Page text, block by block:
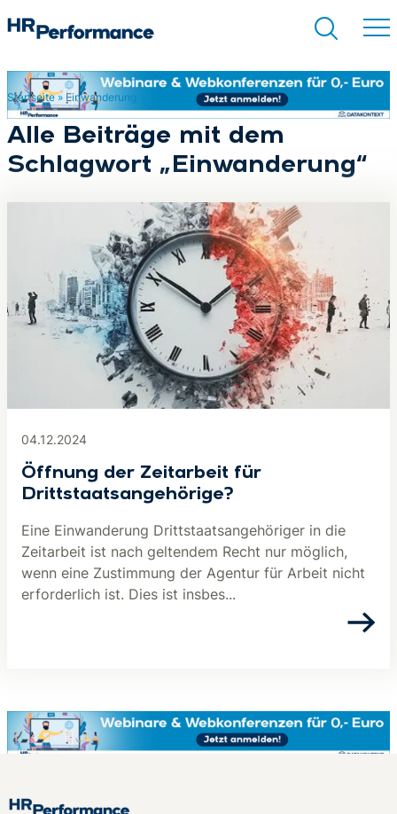
Suchen
Startseite» Einwanderung
Alle Beiträge mit dem
Schlagwort „Einwanderung“
04.12.2024
Öffnung der Zeitarbeit für
Drittstaatsangehörige?
Eine Einwanderung Drittstaatsangehöriger in die
Zeitarbeit ist nach geltendem Recht nur möglich,
wenn eine Zustimmung der Agentur für Arbeit nicht
erforderlich ist. Dies ist insbes...